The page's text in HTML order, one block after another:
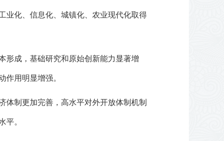
业化、信息化、城镇化、农业现代化取得
成，基础研究和原始创新能力显著增
作用明显增强。
制更加完善，高水平对外开放体制机制
平。